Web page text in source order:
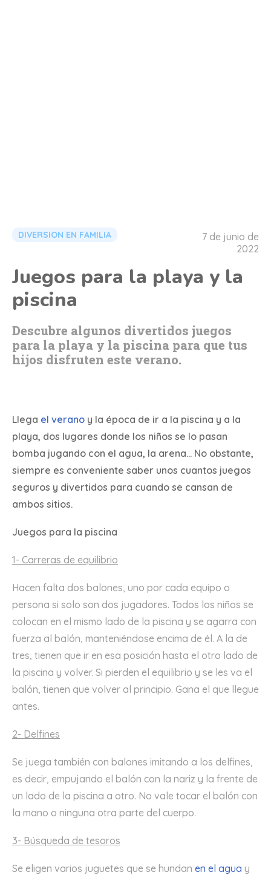
DIVERSION EN FAMILIA
7 de junio de
2022
Juegos para la playa y la
piscina
Descubre algunos divertidos juegos
para la playa y la piscina para que tus
hijos disfruten este verano.
Llega el verano y la época de ir a la piscina y a la
playa, dos lugares donde los niños se lo pasan
bomba jugando con el agua, la arena… No obstante,
siempre es conveniente saber unos cuantos juegos
seguros y divertidos para cuando se cansan de
ambos sitios.
Juegos para la piscina
1- Carreras de equilibrio
Hacen falta dos balones, uno por cada equipo o
persona si solo son dos jugadores. Todos los niños se
colocan en el mismo lado de la piscina y se agarra con
fuerza al balón, manteniéndose encima de él. A la de
tres, tienen que ir en esa posición hasta el otro lado de
la piscina y volver. Si pierden el equilibrio y se les va el
balón, tienen que volver al principio. Gana el que llegue
antes.
2- Delfines
Se juega también con balones imitando a los delfines,
es decir, empujando el balón con la nariz y la frente de
un lado de la piscina a otro. No vale tocar el balón con
la mano o ninguna otra parte del cuerpo.
3- Búsqueda de tesoros
Se eligen varios juguetes que se hundan en el agua y